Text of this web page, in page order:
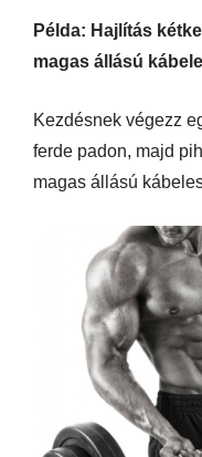
Példa: Hajlítás
magas állású
Kezdésnek végezz
ferde padon, majd
magas állású